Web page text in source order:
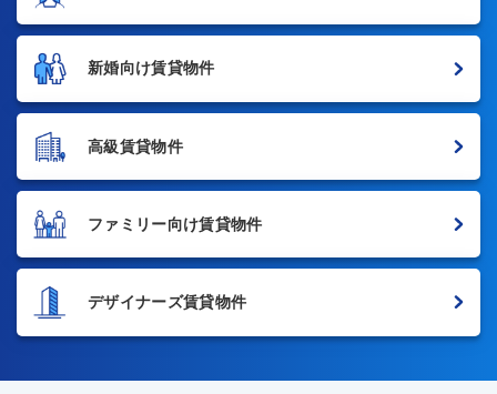
新婚向け賃貸物件
高級賃貸物件
ファミリー向け賃貸物件
デザイナーズ賃貸物件